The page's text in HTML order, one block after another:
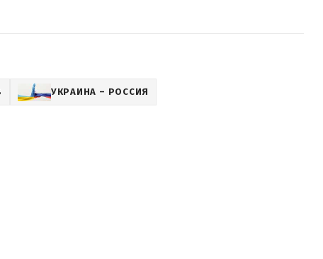
УКРАИНА – РОССИЯ